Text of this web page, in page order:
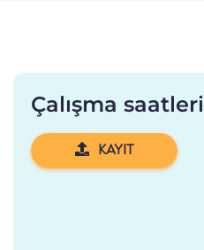
Çalışma saatleri
KAYIT